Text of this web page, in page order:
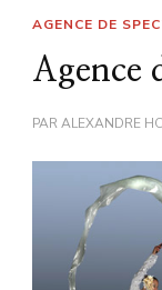
AGENCE DE
Agence
PARALEXANDRE